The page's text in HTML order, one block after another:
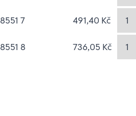
8551 7 491,40 Kč
8551 8 736,05 Kč